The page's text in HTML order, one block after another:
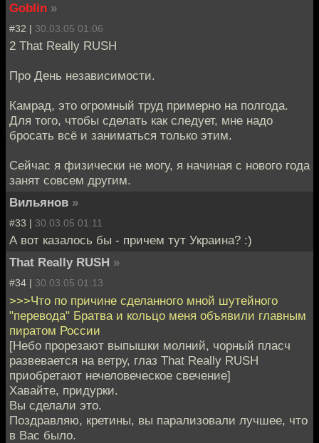
Goblin »
#32 | 30.03.05 01:06
2 That Really RUSH
Про День независимости.
Камрад, это огромный труд примерно на полгода.
Для того, чтобы сделать как следует, мне надо
бросать всё и заниматься только этим.
Сейчас я физически не могу, я начиная с нового года
занят совсем другим.
Вильянов »
#33 | 30.03.05 01:11
А вот казалось бы - причем тут Украина? :)
That Really RUSH »
#34 | 30.03.05 01:13
>>>Что по причине сделанного мной шутейного
"перевода" Братва и кольцо меня объявили главным
пиратом России
[Небо прорезают выпышки молний, чорный пласч
развевается на ветру, глаз That Really RUSH
приобретают нечеловеческое свечение]
Хавайте, придурки.
Вы сделали это.
Поздравляю, кретины, вы парализовали лучшее, что
в Вас было.